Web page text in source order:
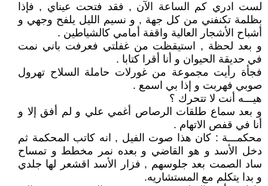
لست ادري كم الساعة الآن , فقد فتحت عيناي , فإذا
بظلمة تكنفني من كل جهة , و نسيم الليل يلفح وجهي و
أشباح الأشجار العالية واقفة أمامي كالشياطين .
و بعد لحظة , استيقظت من غفلتي فعرفت باني نمت
في حديقة الحيوان و أنا أقرا كتابا .
فجأة رأيت مجموعة من غورلات حاملة السلاح تهرول
صوبي فهربت و إذا بي اسمع .
هيـــه أنت لا تتحرك ؟
و بعد سماع طلقات الرصاص أغمي علي و لم أفق إلا و
أنا في قفص الاتهام .
محكمـــة : كان هذا صوت الفيل , انه كاتب المحكمة ثم
دخل الأسد و هو القاضي و بعده نمر مخطط و تمساح
ساد الصمت بعد جلوسهم , فزار الأسد اقشعر لها جلدي
و بدا يتكلم مع المستشاريه.